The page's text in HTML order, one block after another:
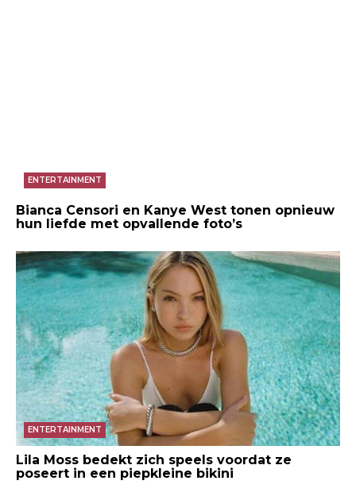
ENTERTAINMENT
Bianca Censori en Kanye West tonen opnieuw
hun liefde met opvallende foto’s
ENTERTAINMENT
Lila Moss bedekt zich speels voordat ze
poseert in een piepkleine bikini